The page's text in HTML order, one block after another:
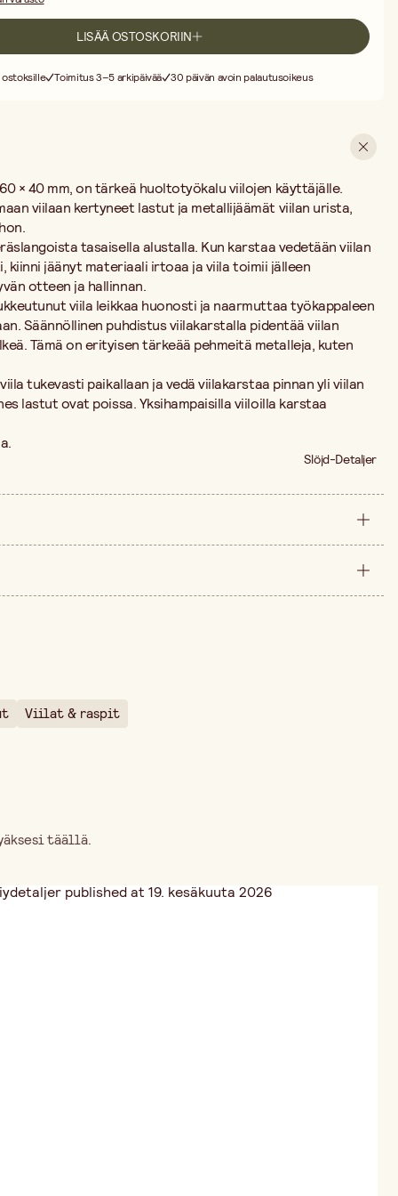
paikallaan ja vedä viilakarstaa pinnan yli viilan urien
LISÄÄ OSTOSKORIIN
Toimitus 3–5 arkipäivää 30 päivän avoin palautusoikeus
× 40 mm, on tärkeä huoltotyökalu viilojen käyttäjälle.
viilaan kertyneet lastut ja metallijäämät viilan urista,
tasaisella alustalla. Kun karstaa vedetään viilan
kiinni jäänyt materiaali irtoaa ja viila toimii jälleen
otteen ja hallinnan.
viila leikkaa huonosti ja naarmuttaa työkappaleen
Säännöllinen puhdistus viilakarstalla pidentää viilan
Tämä on erityisen tärkeää pehmeitä metalleja, kuten
tukevasti paikallaan ja vedä viilakarstaa pinnan yli viilan
lastut ovat poissa. Yksihampaisilla viiloilla karstaa
Slöjd-Detaljer
kappale
Viilat & raspit
täällä.